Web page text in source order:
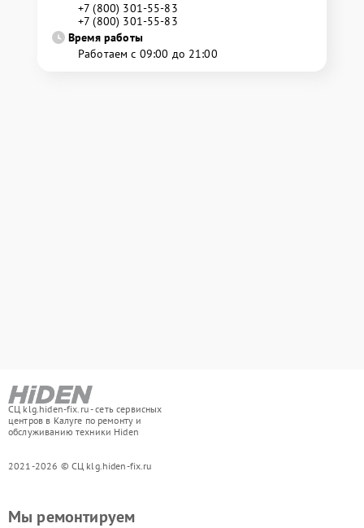
+7 (800) 301-55-83
+7 (800) 301-55-83
Время работы
Работаем с 09:00 до 21:00
СЦ klg.hiden-fix.ru - сеть сервисных
центров в Калуге по ремонту и
обслуживанию техники Hiden
2021-2026 © СЦ klg.hiden-fix.ru
Мы ремонтируем